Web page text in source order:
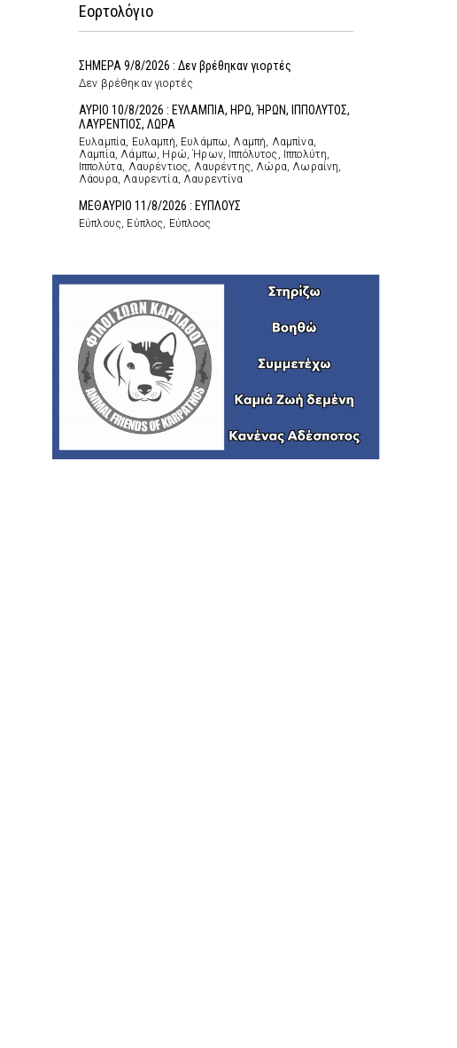
Εορτολόγιο
ΣΗΜΕΡΑ 9/8/2026 : Δεν βρέθηκαν γιορτές
Δεν βρέθηκαν γιορτές
ΑΥΡΙΟ 10/8/2026 : ΕΥΛΑΜΠΙΑ, ΗΡΩ, ΉΡΩΝ, ΙΠΠΟΛΥΤΟΣ,
ΛΑΥΡΕΝΤΙΟΣ, ΛΩΡΑ
Ευλαμπία, Ευλαμπή, Ευλάμπω, Λαμπή, Λαμπίνα,
Λαμπία, Λάμπω, Ηρώ, Ήρων, Ιππόλυτος, Ιππολύτη,
Ιππολύτα, Λαυρέντιος, Λαυρέντης, Λώρα, Λωραίνη,
Λάουρα, Λαυρεντία, Λαυρεντίνα
ΜΕΘΑΥΡΙΟ 11/8/2026 : ΕΥΠΛΟΥΣ
Εύπλους, Εύπλος, Εύπλοος